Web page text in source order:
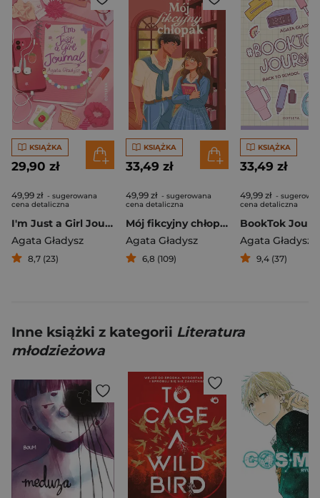
KSIĄŻKA
29,90 zł
49,99 zł - sugerowana
cena detaliczna
I'm Just a Girl Journal
Agata Gładysz
8,7 (23)
KSIĄŻKA
33,49 zł
49,99 zł - sugerowana
cena detaliczna
Mój fikcyjny chłopak
Agata Gładysz
6,8 (109)
KSIĄŻKA
33,49 zł
49,99 zł -
cena detaliczna
Agata Gładysz
9,4 (37)
Inne książki z kategorii Literatura
młodzieżowa